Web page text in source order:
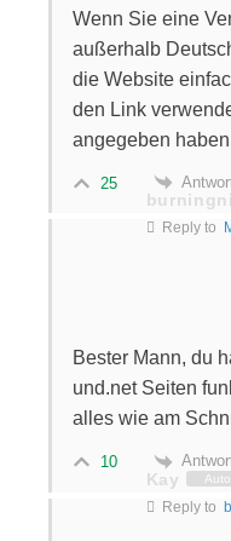
Wenn Sie eine
außerhalb
die Website
den Link
angegeben
25
Reply to
Bester Mann, du
und.net Seiten
alles wie am
10
Kay
Reply to